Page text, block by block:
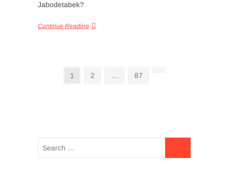
Jabodetabek?
Continue Reading
Page
1 Page
2 … Page
87